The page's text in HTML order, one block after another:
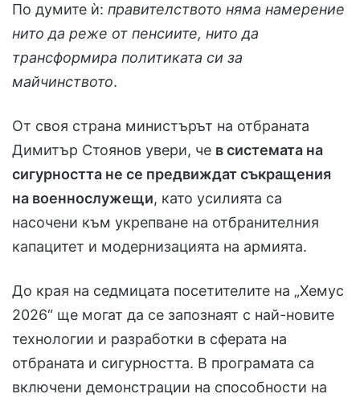
По думите ѝ: правителството няма намерение
нито да реже от пенсиите, нито да
трансформира политиката си за
майчинството.
От своя страна министърът на отбраната
Димитър Стоянов увери, че в системата на
сигурността не се предвиждат съкращения
на военнослужещи, като усилията са
насочени към укрепване на отбранителния
капацитет и модернизацията на армията.
До края на седмицата посетителите на „Хемус
2026“ ще могат да се запознаят с най-новите
технологии и разработки в сферата на
отбраната и сигурността. В програмата са
включени демонстрации на способности на